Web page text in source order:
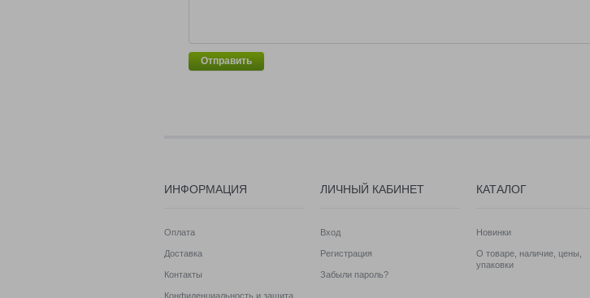
Отправить
ИНФОРМАЦИЯ
Оплата
Доставка
Контакты
Конфиденциальность и защита
ЛИЧНЫЙ КАБИНЕТ
Вход
Регистрация
Забыли пароль?
КАТАЛОГ
Новинки
О товаре, наличие, цены,
упаковки